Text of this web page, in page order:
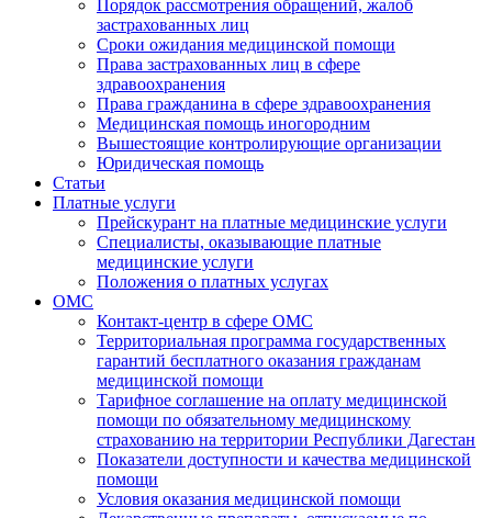
Порядок рассмотрения обращений, жалоб
застрахованных лиц
Сроки ожидания медицинской помощи
Права застрахованных лиц в сфере
здравоохранения
Права гражданина в сфере здравоохранения
Медицинская помощь иногородним
Вышестоящие контролирующие организации
Юридическая помощь
Статьи
Платные услуги
Прейскурант на платные медицинские услуги
Специалисты, оказывающие платные
медицинские услуги
Положения о платных услугах
ОМС
Контакт-центр в сфере ОМС
Территориальная программа государственных
гарантий бесплатного оказания гражданам
медицинской помощи
Тарифное соглашение на оплату медицинской
помощи по обязательному медицинскому
страхованию на территории Республики Дагестан
Показатели доступности и качества медицинской
помощи
Условия оказания медицинской помощи